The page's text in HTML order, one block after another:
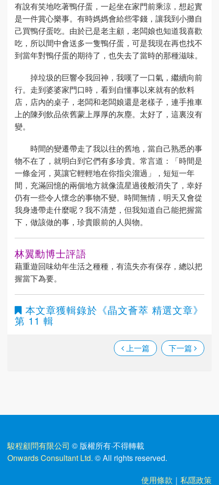
有說有笑地吃著鴨仔蛋，一起坐在家門前乘涼，想起實
是一件賞心樂事。有時媽媽會給些零錢，讓我到小攤自
己買鴨仔蛋吃。由於已是老主顧，老闆娘也知道我喜歡
吃，所以間中會送多一隻鴨仔蛋，可是我現在再也找不
到當年對鴨仔蛋的期待了，也失去了當時的那種滋味。
掉垃圾的巨響令我回神，我嘆了一口氣，繼續向前
行。走到婆婆家門口時，看到自懂事以來就有的飲料
店，店內的桌子，老闆和老闆娘還是老樣子，連手推車
上的陳列飲品依舊蒙上厚厚的灰塵。太好了，這裏沒有
變。
時間的變遷帶走了我以往的舊地，當自己熟悉的事
物不在了，就明白到它們有多珍貴。常言道：「時間是
一條金河，莫讓它輕輕地在你指尖溜過」，短短一年
間，充滿回憶的兩個地方就像流星過後般消失了，幸好
仍有一些令人懷念的事物不變。時間無情，明天又會從
我身邊帶走什麼呢？我不清楚，但我知道自己能把握當
下，做該做的事，珍貴眼前的人與物。
林翼勳博士評語
藉重遊回味幼年生活之種種，有流失亦有保存，總以把
握當下為要。
本文章獲輯錄於 《晶文薈萃 精選文章》
第 11 輯
上一篇 下一篇
駿程顧問有限公司 © 版權所有·不得轉載
Onwards Consultant Ltd. © All rights reserved.
使用條款 ｜ 私隱政策